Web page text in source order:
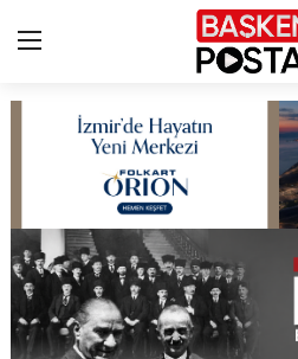
Çerez Politikası
Künye
Ankara